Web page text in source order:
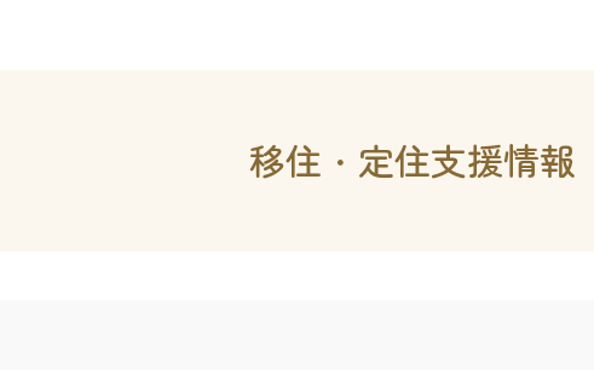
移住・定住支援情報